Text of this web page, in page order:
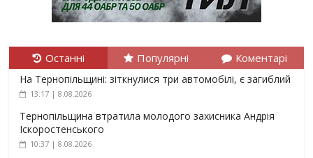
Останні Популярні Коментарі
На Тернопільщині: зіткнулися три автомобілі, є загиблий
13:17 | 8.08.2026
Тернопільщина втратила молодого захисника Андрія
Іскоростенського
10:37 | 8.08.2026